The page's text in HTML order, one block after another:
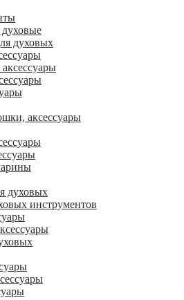
духовых
аксессуары
духовых
инструментов